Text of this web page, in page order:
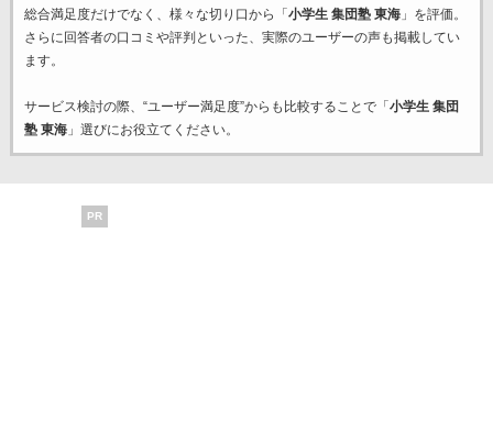
総合満足度だけでなく、様々な切り口から「 小学生 集団塾 東海」を評価。
さらに回答者の口コミや評判といった、実際のユーザーの声も掲載してい
ます。
サービス検討の際、“ユーザー満足度”からも比較することで「 小学生 集団
塾 東海」選びにお役立てください。
PR